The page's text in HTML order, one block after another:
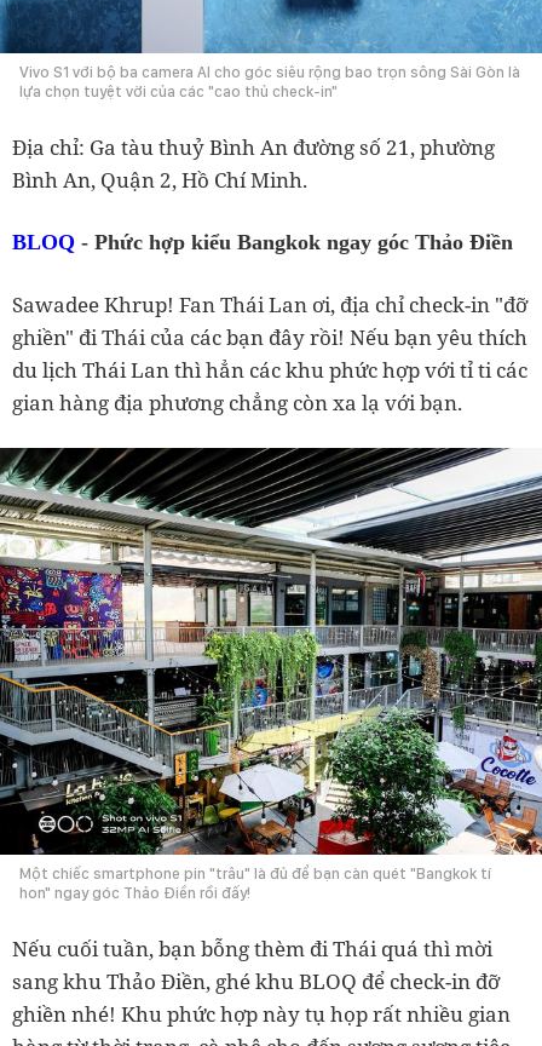
Vivo S1 với bộ ba camera AI cho góc siêu rộng bao trọn sông Sài Gòn là
lựa chọn tuyệt vời của các "cao thủ check-in"
Địa chỉ: Ga tàu thuỷ Bình An đường số 21, phường
Bình An, Quận 2, Hồ Chí Minh.
BLOQ - Phức hợp kiểu Bangkok ngay góc Thảo Điền
Sawadee Khrup! Fan Thái Lan ơi, địa chỉ check-in "đỡ
ghiền" đi Thái của các bạn đây rồi! Nếu bạn yêu thích
du lịch Thái Lan thì hẳn các khu phức hợp với tỉ ti các
gian hàng địa phương chẳng còn xa lạ với bạn.
Một chiếc smartphone pin "trâu" là đủ để bạn càn quét "Bangkok tí
hon" ngay góc Thảo Điền rồi đấy!
Nếu cuối tuần, bạn bỗng thèm đi Thái quá thì mời
sang khu Thảo Điền, ghé khu BLOQ để check-in đỡ
ghiền nhé! Khu phức hợp này tụ họp rất nhiều gian